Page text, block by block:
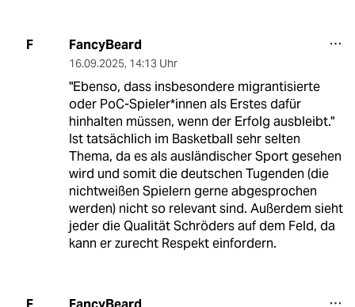
F FancyBeard
16.09.2025, 14:13 Uhr
"Ebenso, dass insbesondere migrantisierte
oder PoC-Spieler*innen als Erstes dafür
hinhalten müssen, wenn der Erfolg ausbleibt."
Ist tatsächlich im Basketball sehr selten
Thema, da es als ausländischer Sport gesehen
wird und somit die deutschen Tugenden (die
nichtweißen Spielern gerne abgesprochen
werden) nicht so relevant sind. Außerdem sieht
jeder die Qualität Schröders auf dem Feld, da
kann er zurecht Respekt einfordern.